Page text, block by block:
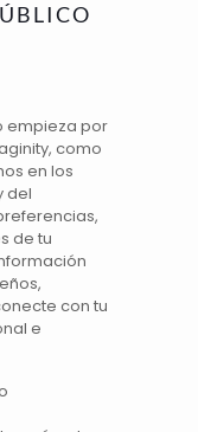
empieza por
como
en los
del
de tu
con tu
e